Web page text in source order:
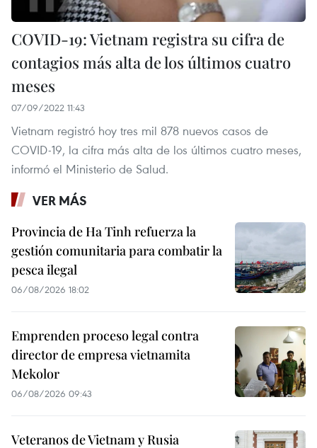
COVID-19: Vietnam registra su cifra de
contagios más alta de los últimos cuatro
meses
07/09/2022 11:43
Vietnam registró hoy tres mil 878 nuevos casos de
COVID-19, la cifra más alta de los últimos cuatro meses,
informó el Ministerio de Salud.
VER MÁS
Provincia de Ha Tinh refuerza la
gestión comunitaria para combatir la
pesca ilegal
06/08/2026 18:02
Emprenden proceso legal contra
director de empresa vietnamita
Mekolor
06/08/2026 09:43
Veteranos de Vietnam y Rusia